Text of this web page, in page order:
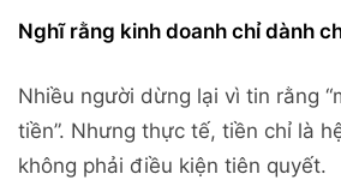
Nghĩ rằng kinh doanh chỉ dành
Nhiều người dừng lại vì tin rằng
tiền”. Nhưng thực tế, tiền chỉ là
không phải điều kiện tiên quyết.